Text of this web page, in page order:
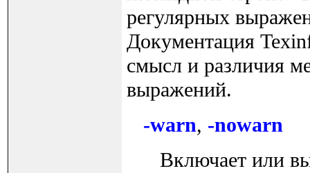
регулярных
Документация
смысл и различия
выражений.
-warn, -nowarn
Включает или